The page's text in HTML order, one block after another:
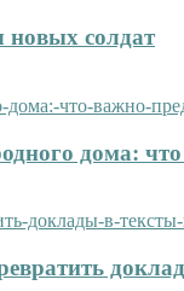
новых солдат
дома: